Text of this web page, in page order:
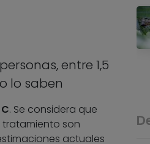
entre 1,5
lo saben
. Se considera que
son
actuales